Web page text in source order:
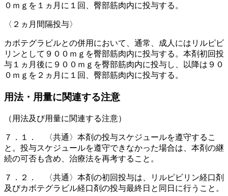
０ｍｇを１ヵ月に１回、臀部筋肉内に投与する。
〈２ヵ月間隔投与〉
カボテグラビルとの併用において、通常、成人にはリルピビ
リンとして９００ｍｇを臀部筋肉内に投与する。本剤初回投
与１ヵ月後に９００ｍｇを臀部筋肉内に投与し、以降は９０
０ｍｇを２ヵ月に１回、臀部筋肉内に投与する。
用法・用量に関連する注意
（用法及び用量に関連する注意）
７．１． 〈共通〉本剤の投与スケジュールを遵守するこ
と。投与スケジュールを遵守できなかった場合は、本剤の継
続の可否も含め、治療法を再考すること。
７．２． 〈共通〉本剤の初回投与は、リルピビリン経口剤
及びカボテグラビル経口剤の投与最終日と同日に行うこと。